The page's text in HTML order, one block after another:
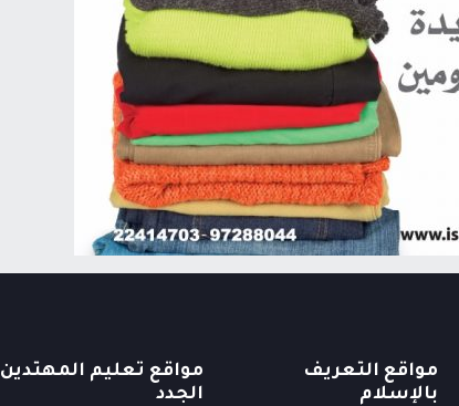
مواقع التعريف
بالإسلام
مواقع تعليم المهتدين
الجدد